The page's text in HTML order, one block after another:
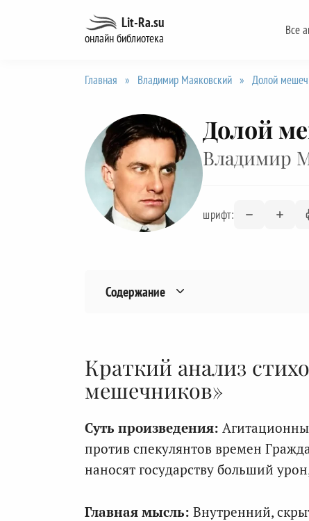
Lit-Ra.su
онлайн библиотека
Все
Главная » Владимир Маяковский » Долой
Долой
Владимир
шрифт:
Содержание
Краткий анализ
мешечников»
Суть произведения:
против спекулянтов времен
наносят государству больший
Главная мысль: Внутренний,